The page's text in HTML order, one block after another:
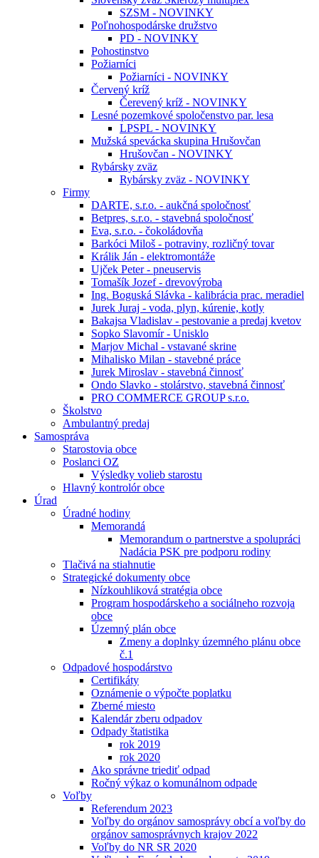
SZSM - NOVINKY
Poľnohospodárske družstvo
PD - NOVINKY
Pohostinstvo
Požiarníci
Požiarníci - NOVINKY
Červený kríž
Čerevený kríž - NOVINKY
Lesné pozemkové spoločenstvo par. lesa
LPSPL - NOVINKY
Mužská spevácka skupina Hrušovčan
Hrušovčan - NOVINKY
Rybársky zväz
Rybársky zväz - NOVINKY
Firmy
DARTE, s.r.o. - aukčná spoločnosť
Betpres, s.r.o. - stavebná spoločnosť
Eva, s.r.o. - čokoládovňa
Barkóci Miloš - potraviny, rozličný tovar
Králik Ján - elektromontáže
Ujček Peter - pneuservis
Tomašík Jozef - drevovýroba
Ing. Boguská Slávka - kalibrácia prac. meradiel
Jurek Juraj - voda, plyn, kúrenie, kotly
Bakajsa Vladislav - pestovanie a predaj kvetov
Sopko Slavomír - Unisklo
Marjov Michal - vstavané skrine
Mihalisko Milan - stavebné práce
Jurek Miroslav - stavebná činnosť
Ondo Slavko - stolárstvo, stavebná činnosť
PRO COMMERCE GROUP s.r.o.
Školstvo
Ambulantný predaj
Samospráva
Starostovia obce
Poslanci OZ
Výsledky volieb starostu
Hlavný kontrolór obce
Úrad
Úradné hodiny
Memorandá
Memorandum o partnerstve a spolupráci
Nadácia PSK pre podporu rodiny
Tlačivá na stiahnutie
Strategické dokumenty obce
Nízkouhliková stratégia obce
Program hospodárskeho a sociálneho rozvoja
obce
Územný plán obce
Zmeny a doplnky územného plánu obce
č.1
Odpadové hospodárstvo
Certifikáty
Oznámenie o výpočte poplatku
Zberné miesto
Kalendár zberu odpadov
Odpady štatistika
rok 2019
rok 2020
Ako správne triediť odpad
Ročný výkaz o komunálnom odpade
Voľby
Referendum 2023
Voľby do orgánov samosprávy obcí a voľby do
orgánov samosprávnych krajov 2022
Voľby do NR SR 2020